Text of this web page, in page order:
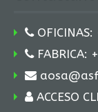
FABRICA:
ACCESO